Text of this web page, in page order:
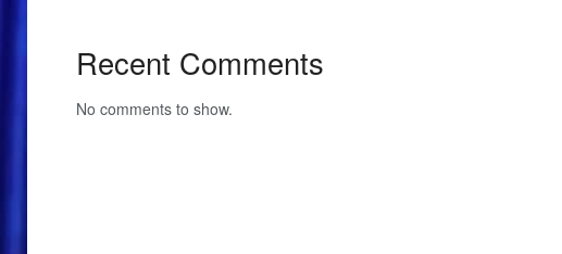
Recent Comments
No comments to show.